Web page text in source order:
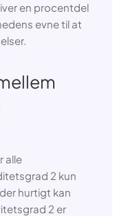
en procentdel
evne til at
alle
2 kun
hurtigt kan
2 er